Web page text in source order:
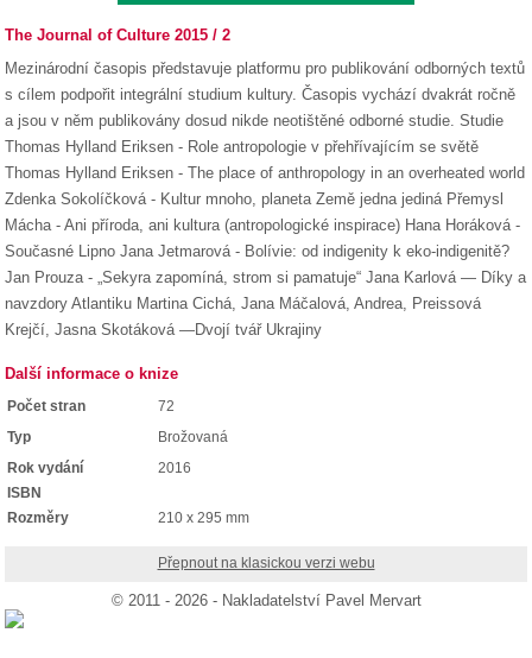
The Journal of Culture 2015 / 2
Mezinárodní časopis představuje platformu pro publikování odborných textů
s cílem podpořit integrální studium kultury. Časopis vychází dvakrát ročně
a jsou v něm publikovány dosud nikde neotištěné odborné studie. Studie
Thomas Hylland Eriksen - Role antropologie v přehřívajícím se světě
Thomas Hylland Eriksen - The place of anthropology in an overheated world
Zdenka Sokolíčková - Kultur mnoho, planeta Země jedna jediná Přemysl
Mácha - Ani příroda, ani kultura (antropologické inspirace) Hana Horáková -
Současné Lipno Jana Jetmarová - Bolívie: od indigenity k eko-indigenitě?
Jan Prouza - „Sekyra zapomíná, strom si pamatuje“ Jana Karlová — Díky a
navzdory Atlantiku Martina Cichá, Jana Máčalová, Andrea, Preissová
Krejčí, Jasna Skotáková —Dvojí tvář Ukrajiny
Další informace o knize
Počet stran
72
Typ
Brožovaná
Rok vydání
2016
ISBN
Rozměry
210 x 295 mm
Přepnout na klasickou verzi webu
© 2011 - 2026 - Nakladatelství Pavel Mervart